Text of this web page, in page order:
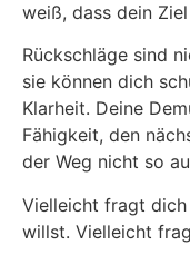
weiß, dass dein
Rückschläge sind
sie können dich
Klarheit. Deine
Fähigkeit, den
der Weg nicht so
Vielleicht fragt dich
willst. Vielleicht